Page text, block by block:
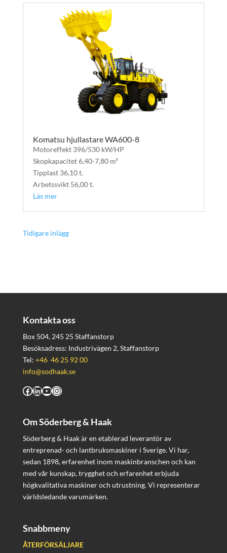
Komatsu hjullastare WA600-8
Motoreffekt 396/530 kW/HP
Skopkapacitet 6,40-7,80 m³
Tipplast 36,10 t.
Arbetssvikt 56,00 t.
Läs mer
« Äldre inlägg
Kontakta oss
Box 504, 245 25 Staffanstorp
Besöksadress: Industrivägen 2, Staffanstorp
Tel: +46 46 25 92 00
info@sodhaak.se
Facebook
LinkedIn
YouTube
Instagram
Om Söderberg & Haak
Söderberg & Haak är en etablerad leverantör av
entreprenad- och lantbruksmaskiner i Sverige. Vi har,
sedan 1898, erfarenhet inom maskinbranschen och kan
med vår kunskap, trygghet och erfarenhet erbjuda
högkvalitativa maskiner och utrustning. Vi representerar
världsledande varumärken.
Snabbmeny
ÅTERFÖRSÄLJARE